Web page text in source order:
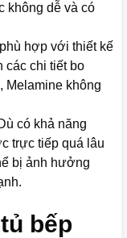
không dễ và có
hợp với thiết kế
các chi tiết bo
Melamine không
có khả năng
trực tiếp quá lâu
bị ảnh hưởng
bếp